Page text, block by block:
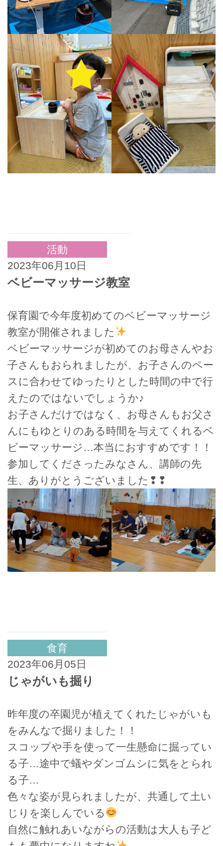
活動
2023年06月10日
ベビーマッサージ教室
保育園で今年度初めてのベビーマッサージ
教室が開催されました
ベビーマッサージが初めてのお母さんやお
子さんもおられましたが、お子さんのペー
スに合わせてゆったりとした時間の中で行
えたのではないでしょうか♪
お子さんだけではなく、お母さんもお父さ
んにもゆとりのある時間を与えてくれるベ
ビーマッサージ…本当におすすめです！！
参加してくださったみなさん、講師の先
生、ありがとうございました❢❢
食育
2023年06月05日
じゃがいも掘り
昨年度の卒園児が植えてくれたじゃがいも
をみんなで掘りました！！
スコップや手を使って一生懸命に掘ってい
る子…途中で蟻やダンゴムシに気をとられ
る子…
色々な姿が見られましたが、共通して土い
じりを楽しんでいる
自然に触れあいながらの活動は大人も子ど